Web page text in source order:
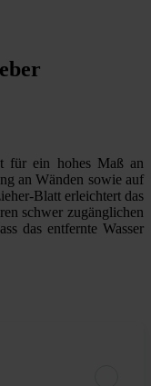
für ein hohes Maß an
an Wänden sowie auf
Blatt erleichtert das
schwer zugänglichen
das entfernte Wasser